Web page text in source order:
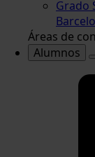
Grado
Áreas de
Alumnos